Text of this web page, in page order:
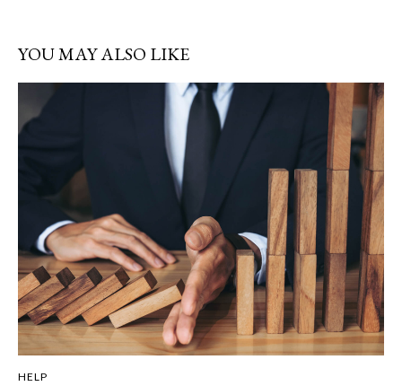
YOU MAY ALSO LIKE
HELP